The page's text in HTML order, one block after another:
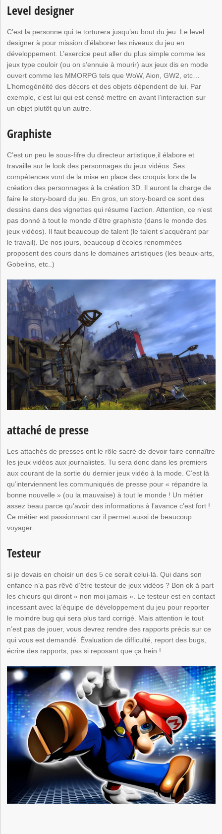
Level designer
C’est la personne qui te torturera jusqu’au bout du jeu. Le level
designer à pour mission d’élaborer les niveaux du jeu en
développement. L’exercice peut aller du plus simple comme les
jeux type couloir (ou on s’ennuie à mourir) aux jeux dis en mode
ouvert comme les MMORPG tels que WoW, Aion, GW2, etc…
L’homogénéité des décors et des objets dépendent de lui. Par
exemple, c’est lui qui est censé mettre en avant l’interaction sur
un objet plutôt qu’un autre.
Graphiste
C’est un peu le sous-fifre du directeur artistique,il élabore et
travaille sur le look des personnages du jeux vidéos. Ses
compétences vont de la mise en place des croquis lors de la
création des personnages à la création 3D. Il auront la charge de
faire le story-board du jeu. En gros, un story-board ce sont des
dessins dans des vignettes qui résume l’action. Attention, ce n’est
pas donné à tout le monde d’être graphiste (dans le monde des
jeux vidéos). Il faut beaucoup de talent (le talent s’acquérant par
le travail). De nos jours, beaucoup d’écoles renommées
proposent des cours dans le domaines artistiques (les beaux-arts,
Gobelins, etc..)
attaché de presse
Les attachés de presses ont le rôle sacré de devoir faire connaître
les jeux vidéos aux journalistes. Tu sera donc dans les premiers
aux courant de la sortie du dernier jeux vidéo à la mode. C’est là
qu’interviennent les communiqués de presse pour « répandre la
bonne nouvelle » (ou la mauvaise) à tout le monde ! Un métier
assez beau parce qu’avoir des informations à l’avance c’est fort !
Ce métier est passionnant car il permet aussi de beaucoup
voyager.
Testeur
si je devais en choisir un des 5 ce serait celui-là. Qui dans son
enfance n’a pas rêvé d’être testeur de jeux vidéos ? Bon ok à part
les chieurs qui diront « non moi jamais ». Le testeur est en contact
incessant avec la’équipe de développement du jeu pour reporter
le moindre bug qui sera plus tard corrigé. Mais attention le tout
n’est pas de jouer, vous devrez rendre des rapports précis sur ce
qui vous est demandé. Évaluation de difficulté, report des bugs,
écrire des rapports, pas si reposant que ça hein !